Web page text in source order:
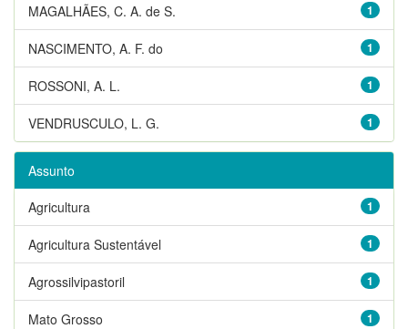
1
MAGALHÃES, C. A. de S.
1
NASCIMENTO, A. F. do
1
ROSSONI, A. L.
1
VENDRUSCULO, L. G.
Assunto
1
Agricultura
1
Agricultura Sustentável
1
Agrossilvipastoril
1
Mato Grosso